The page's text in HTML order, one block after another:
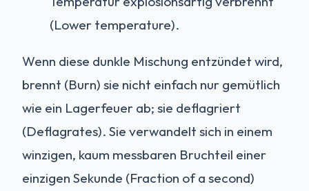
(Lower temperature).
Wenn diese dunkle Mischung entzündet wird,
brennt (Burn) sie nicht einfach nur gemütlich
wie ein Lagerfeuer ab; sie deflagriert
(Deflagrates). Sie verwandelt sich in einem
winzigen, kaum messbaren Bruchteil einer
einzigen Sekunde (Fraction of a second)